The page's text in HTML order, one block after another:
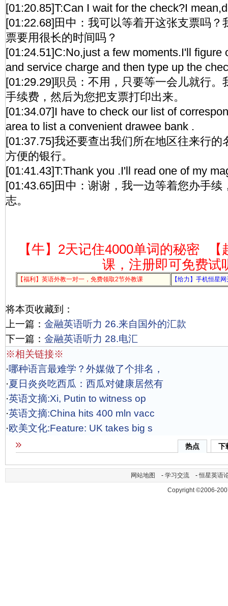
[01:20.85]T:Can I wait for the check?I
[01:22.68]田中：我可以等着开这张支票吗？
票要用很长的时间吗？
[01:24.51]C:No,just a few moments.I'll figure
and service charge and then type up the
[01:29.29]职员：不用，只要等一会儿就行。
手续费，然后为您把支票打印出来。
[01:34.07]I have to check our list of
area to list a convenient drawee bank .
[01:37.75]我还要查出我们所在地区往来行的
方便的银行。
[01:41.43]T:Thank you .I'll read one of my
[01:43.65]田中：谢谢，我一边等着您办手续
志。
【牛】2天记住4000单词的秘密
课，注册即可免费试
【福利】英语外教一对一，免费领取2节外教课 【给力】手机恒星
将本页收藏到：
上一篇： 金融英语听力 26.来自国外的汇款
下一篇： 金融英语听力 28.电汇
※相关链接※
·哪种语言最难学？外媒做了个排名，
·夏日炎炎吃西瓜：西瓜对健康居然有
·英语文摘:Xi, Putin to witness op
·英语文摘:China hits 400 mln vacc
·欧美文化:Feature: UK takes big s
热点 下
网站地图 - 学习交流 -恒星英语
Copyright ©2006-